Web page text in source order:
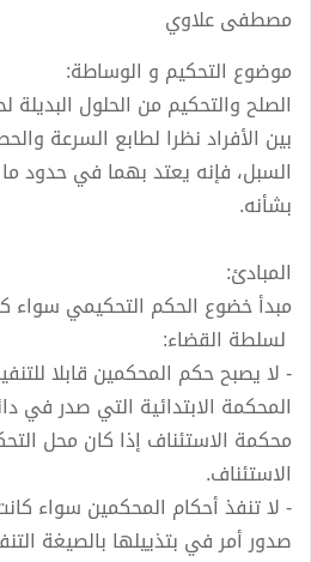
مصطفى علاوي
موضوع التحكيم و الوساطة:
الصلح والتحكيم من الحلول البديلة
بين الأفراد نظرا لطابع السرعة
السبل، فإنه يعتد بهما في حدود
بشأنه.
المبادئ:
مبدأ خضوع الحكم التحكيمي سواء
لسلطة القضاء:
- لا يصبح حكم المحكمين قابلا
المحكمة الابتدائية التي صدر في
محكمة الاستئناف إذا كان محل
الاستئناف.
- لا تنفذ أحكام المحكمين سواء
صدور أمر في بتذييلها بالصيغة